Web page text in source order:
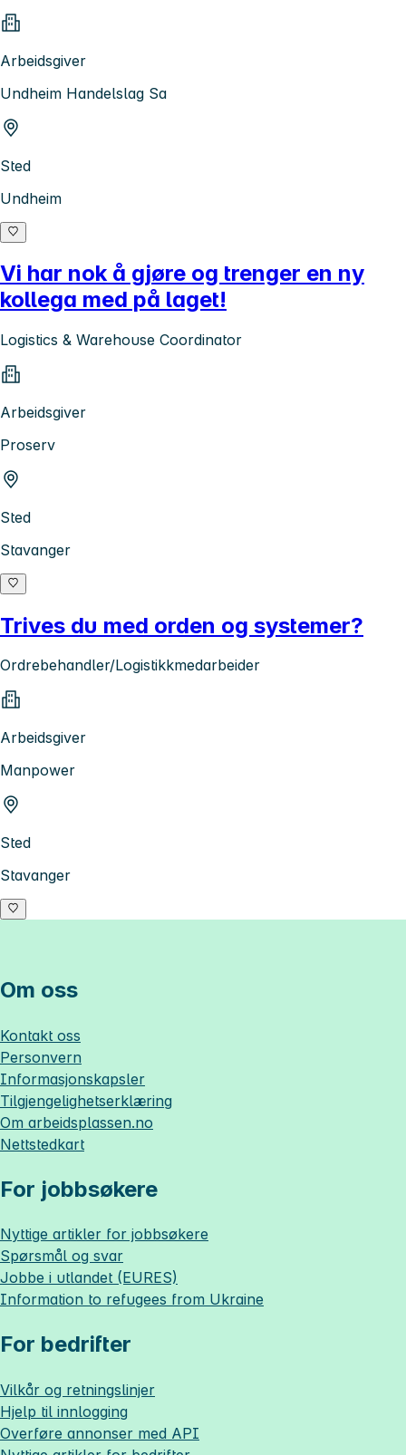
Arbeidsgiver
Undheim Handelslag Sa
Sted
Undheim
Vi har nok å gjøre og trenger en ny
kollega med på laget!
Logistics & Warehouse Coordinator
Arbeidsgiver
Proserv
Sted
Stavanger
Trives du med orden og systemer?
Ordrebehandler/Logistikkmedarbeider
Arbeidsgiver
Manpower
Sted
Stavanger
Om oss
Kontakt oss
Personvern
Informasjonskapsler
Tilgjengelighetserklæring
Om arbeidsplassen.no
Nettstedkart
For jobbsøkere
Nyttige artikler for jobbsøkere
Spørsmål og svar
Jobbe i utlandet (EURES)
Information to refugees from Ukraine
For bedrifter
Vilkår og retningslinjer
Hjelp til innlogging
Overføre annonser med API